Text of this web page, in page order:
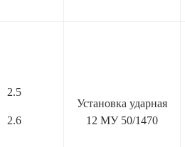
2.5
2.6
Установка ударная
12 МУ 50/1470